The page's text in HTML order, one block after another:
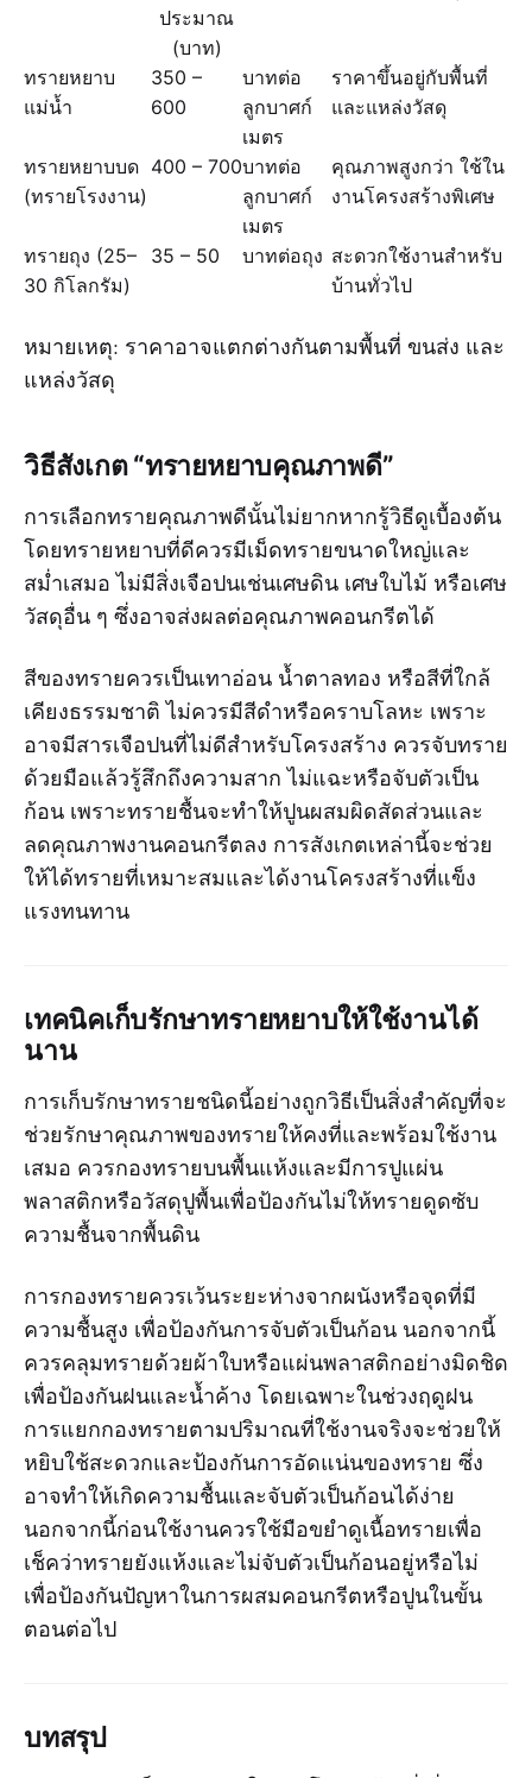
ประมาณ
(บาท)
ทรายหยาบ
แม่น้ำ
350 –
600
บาทต่อ
ลูกบาศก์
เมตร
ราคาขึ้นอยู่กับพื้นที่
และแหล่งวัสดุ
ทรายหยาบบด
(ทรายโรงงาน)
400 – 700บาทต่อ
ลูกบาศก์
เมตร
คุณภาพสูงกว่า ใช้ใน
งานโครงสร้างพิเศษ
ทรายถุง (25–
30 กิโลกรัม)
35 – 50 บาทต่อถุง สะดวกใช้งานสำหรับ
บ้านทั่วไป
หมายเหตุ: ราคาอาจแตกต่างกันตามพื้นที่ ขนส่ง และ
แหล่งวัสดุ
วิธีสังเกต “ทรายหยาบคุณภาพดี”
การเลือกทรายคุณภาพดีนั้นไม่ยากหากรู้วิธีดูเบื้องต้น
โดยทรายหยาบที่ดีควรมีเม็ดทรายขนาดใหญ่และ
สม่ำเสมอ ไม่มีสิ่งเจือปนเช่นเศษดิน เศษใบไม้ หรือเศษ
วัสดุอื่น ๆ ซึ่งอาจส่งผลต่อคุณภาพคอนกรีตได้
สีของทรายควรเป็นเทาอ่อน น้ำตาลทอง หรือสีที่ใกล้
เคียงธรรมชาติ ไม่ควรมีสีดำหรือคราบโลหะ เพราะ
อาจมีสารเจือปนที่ไม่ดีสำหรับโครงสร้าง ควรจับทราย
ด้วยมือแล้วรู้สึกถึงความสาก ไม่แฉะหรือจับตัวเป็น
ก้อน เพราะทรายชื้นจะทำให้ปูนผสมผิดสัดส่วนและ
ลดคุณภาพงานคอนกรีตลง การสังเกตเหล่านี้จะช่วย
ให้ได้ทรายที่เหมาะสมและได้งานโครงสร้างที่แข็ง
แรงทนทาน
เทคนิคเก็บรักษาทรายหยาบให้ใช้งานได้
นาน
การเก็บรักษาทรายชนิดนี้อย่างถูกวิธีเป็นสิ่งสำคัญที่จะ
ช่วยรักษาคุณภาพของทรายให้คงที่และพร้อมใช้งาน
เสมอ ควรกองทรายบนพื้นแห้งและมีการปูแผ่น
พลาสติกหรือวัสดุปูพื้นเพื่อป้องกันไม่ให้ทรายดูดซับ
ความชื้นจากพื้นดิน
การกองทรายควรเว้นระยะห่างจากผนังหรือจุดที่มี
ความชื้นสูง เพื่อป้องกันการจับตัวเป็นก้อน นอกจากนี้
ควรคลุมทรายด้วยผ้าใบหรือแผ่นพลาสติกอย่างมิดชิด
เพื่อป้องกันฝนและน้ำค้าง โดยเฉพาะในช่วงฤดูฝน
การแยกกองทรายตามปริมาณที่ใช้งานจริงจะช่วยให้
หยิบใช้สะดวกและป้องกันการอัดแน่นของทราย ซึ่ง
อาจทำให้เกิดความชื้นและจับตัวเป็นก้อนได้ง่าย
นอกจากนี้ก่อนใช้งานควรใช้มือขยำดูเนื้อทรายเพื่อ
เช็คว่าทรายยังแห้งและไม่จับตัวเป็นก้อนอยู่หรือไม่
เพื่อป้องกันปัญหาในการผสมคอนกรีตหรือปูนในขั้น
ตอนต่อไป
บทสรุป